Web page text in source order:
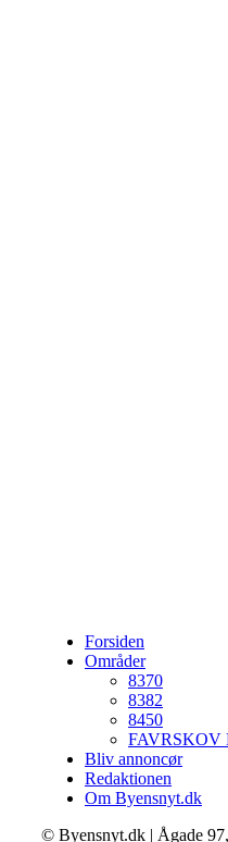
Forsiden
Områder
8370
8382
8450
FAVRSKOV
Bliv annoncør
Redaktionen
Om Byensnyt.dk
© Byensnyt.dk | Ågade